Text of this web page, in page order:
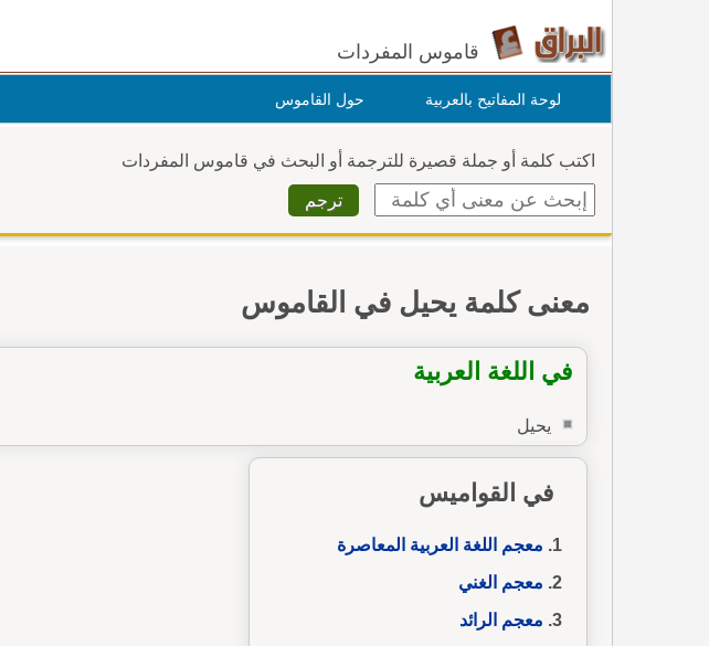
قاموس المفردات
لوحة المفاتيح بالعربية حول القاموس
اكتب كلمة أو جملة قصيرة للترجمة أو البحث في قاموس المفردات
معنى كلمة يحيل في القاموس
في اللغة العربية
يحيل
في القواميس
معجم اللغة العربية المعاصرة
معجم الغني
معجم الرائد